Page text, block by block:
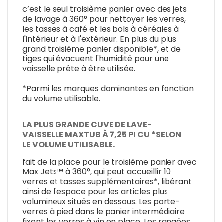
c’est le seul troisième panier avec des jets
de lavage à 360° pour nettoyer les verres,
les tasses à café et les bols à céréales à
l'intérieur et à l'extérieur. En plus du plus
grand troisième panier disponible*, et de
tiges qui évacuent l'humidité pour une
vaisselle prête à être utilisée.
*Parmi les marques dominantes en fonction
du volume utilisable.
LA PLUS GRANDE CUVE DE LAVE-
VAISSELLE MAXTUB À 7,25 PI CU *SELON
LE VOLUME UTILISABLE.
fait de la place pour le troisième panier avec
Max Jets™ à 360°, qui peut accueillir 10
verres et tasses supplémentaires*, libérant
ainsi de l'espace pour les articles plus
volumineux situés en dessous. Les porte-
verres à pied dans le panier intermédiaire